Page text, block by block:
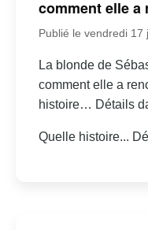
comment elle a
Publié le vendredi 17
La blonde de
comment elle a
histoire… Détails
Quelle histoire...